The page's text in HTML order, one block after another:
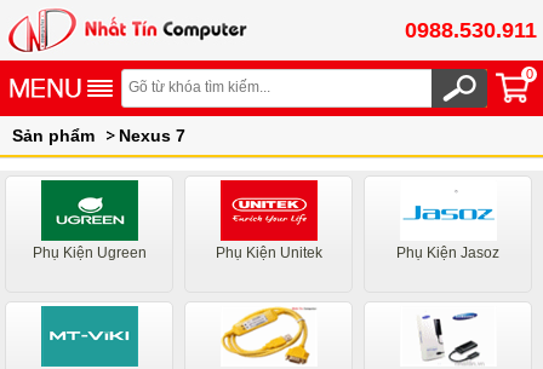
0988.530.911
0
Sản phẩm Nexus 7
Phụ Kiện Ugreen Phụ Kiện Unitek Phụ Kiện Jasoz